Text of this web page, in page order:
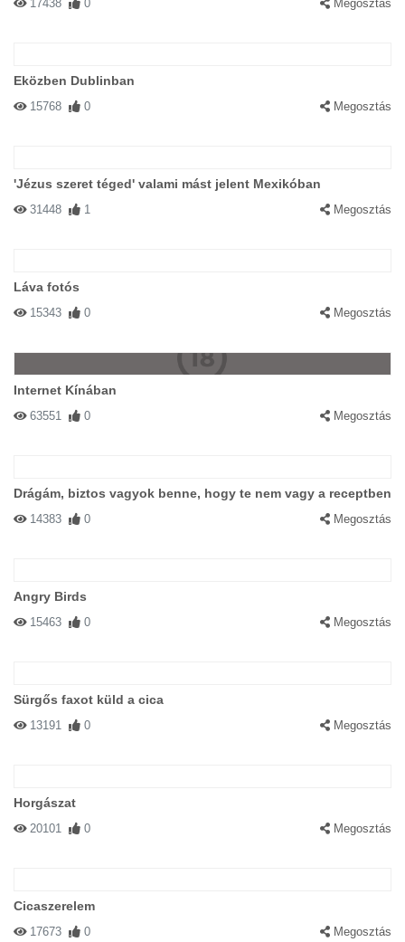
17438 0 Megosztás
Eközben Dublinban
15768 0 Megosztás
'Jézus szeret téged' valami mást jelent Mexikóban
31448 1 Megosztás
Láva fotós
15343 0 Megosztás
Internet Kínában
63551 0 Megosztás
Drágám, biztos vagyok benne, hogy te nem vagy a receptben
14383 0 Megosztás
Angry Birds
15463 0 Megosztás
Sürgős faxot küld a cica
13191 0 Megosztás
Horgászat
20101 0 Megosztás
Cicaszerelem
17673 0 Megosztás